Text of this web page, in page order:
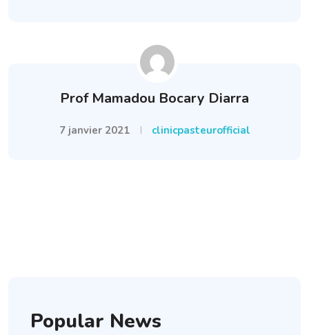
Prof Mamadou Bocary Diarra
7 janvier 2021 clinicpasteurofficial
Popular News